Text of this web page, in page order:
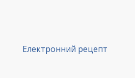
Електронний рецепт